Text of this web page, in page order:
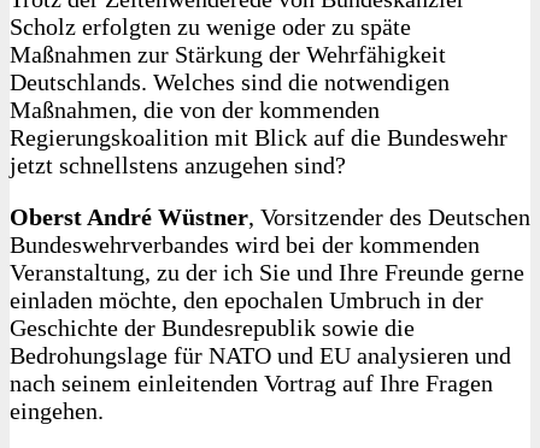
Scholz erfolgten zu wenige oder zu späte
Maßnahmen zur Stärkung der Wehrfähigkeit
Deutschlands. Welches sind die notwendigen
Maßnahmen, die von der kommenden
Regierungskoalition mit Blick auf die Bundeswehr
jetzt schnellstens anzugehen sind?
Oberst André Wüstner, Vorsitzender des Deutschen
Bundeswehrverbandes wird bei der kommenden
Veranstaltung, zu der ich Sie und Ihre Freunde gerne
einladen möchte, den epochalen Umbruch in der
Geschichte der Bundesrepublik sowie die
Bedrohungslage für NATO und EU analysieren und
nach seinem einleitenden Vortrag auf Ihre Fragen
eingehen.